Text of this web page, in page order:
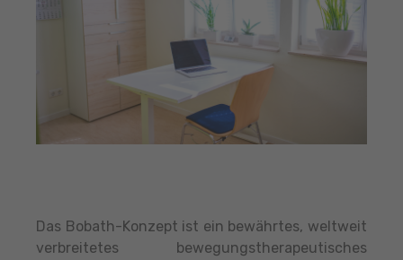
Das Bobath-Konzept ist ein bewährtes, weltweit
verbreitetes bewegungstherapeutisches